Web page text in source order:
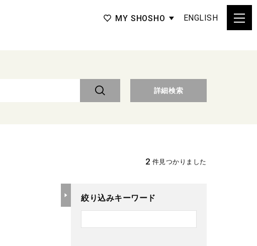
MY SHOSHO ENGLISH
詳細検索
2 件見つかりました
絞り込みキーワード